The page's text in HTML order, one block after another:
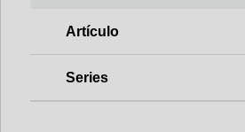
Artículo
Series